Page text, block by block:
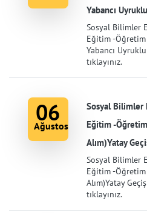
Yabancı
Sosyal Bilimler
Eğitim -Öğretim
Yabancı
tıklayınız.
06
Ağustos
Sosyal
Eğitim -Öğretim
Alım)Yatay
Sosyal Bilimler
Eğitim -Öğretim
Alım)Yatay
tıklayınız.